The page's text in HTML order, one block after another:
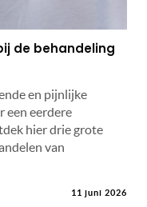
de behandeling
en pijnlijke
een eerdere
hier drie grote
van
11 juni 2026